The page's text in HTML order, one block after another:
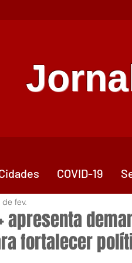
apresenta
fortalecer
de fev.
COVID-19